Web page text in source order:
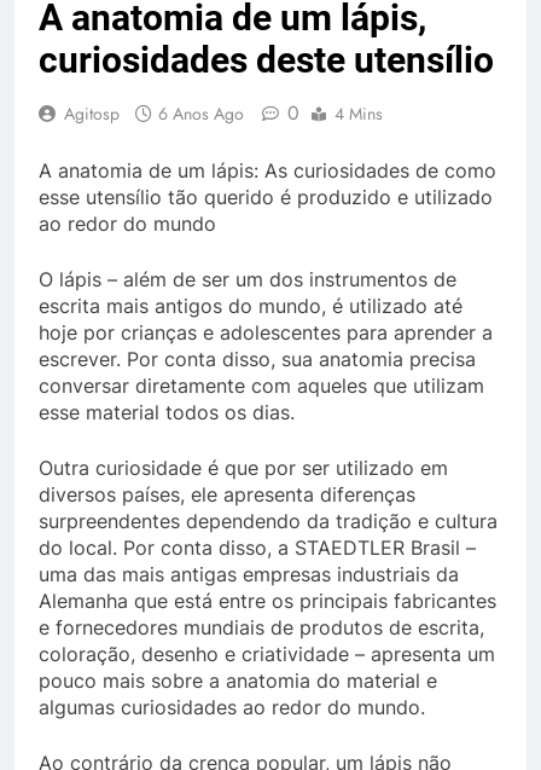
A anatomia de um lápis,
curiosidades deste utensílio
Agitosp 6 Anos Ago 0 4 Mins
A anatomia de um lápis: As curiosidades de como
esse utensílio tão querido é produzido e utilizado
ao redor do mundo
O lápis – além de ser um dos instrumentos de
escrita mais antigos do mundo, é utilizado até
hoje por crianças e adolescentes para aprender a
escrever. Por conta disso, sua anatomia precisa
conversar diretamente com aqueles que utilizam
esse material todos os dias.
Outra curiosidade é que por ser utilizado em
diversos países, ele apresenta diferenças
surpreendentes dependendo da tradição e cultura
do local. Por conta disso, a STAEDTLER Brasil –
uma das mais antigas empresas industriais da
Alemanha que está entre os principais fabricantes
e fornecedores mundiais de produtos de escrita,
coloração, desenho e criatividade – apresenta um
pouco mais sobre a anatomia do material e
algumas curiosidades ao redor do mundo.
Ao contrário da crença popular, um lápis não